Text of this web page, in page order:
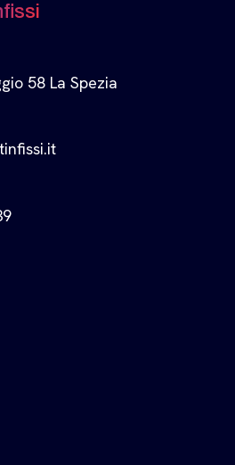
58 La Spezia